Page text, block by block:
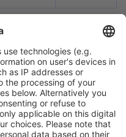
ručni prtljag
čekirani
prtljag